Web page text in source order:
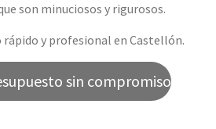
son minuciosos y rigurosos.
rápido y profesional en Castellón.
sin compromiso